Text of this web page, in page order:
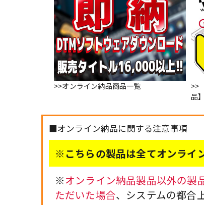
>>オンライン納品商品一覧
>>
品
■オンライン納品に関する注意事項
※こちらの製品は全てオンライ
※オンライン納品製品以外の製
ただいた場合、システムの都合